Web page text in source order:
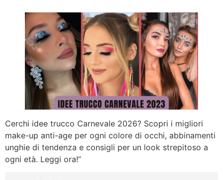
Cerchi idee trucco Carnevale 2026? Scopri i migliori
make-up anti-age per ogni colore di occhi, abbinamenti
unghie di tendenza e consigli per un look strepitoso a
ogni età. Leggi ora!”